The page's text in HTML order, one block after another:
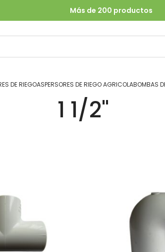
Más de 200 productos
DE RIEGOASPERSORES DE RIEGO AGRICOLABOMBAS
1 1/2"